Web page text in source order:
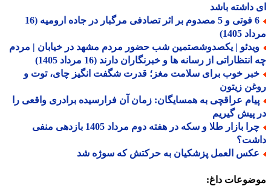
داشته باشد
6 فوتی و 5 مصدوم بر اثر تصادفی مرگبار در جاده ارومیه (16
1405)
| یکصدوشصتمین شب حضور مردم مشهد در خیابان | مردم
از رسانه ها و خبرنگاران دارند (16 مرداد 1405)
خوب برای سلامت مغز؛ قدرت شگفت انگیز چای، توت و
زیتون
عراقچی به همسایگان: زمان آن فرارسیده برادری واقعی را
پیش گیریم
چرا بازار طلا و سکه در هفته دوم مرداد 1405 بازدهی منفی
العمل پزشکیان به حرکتش که سوژه شد
داغ: